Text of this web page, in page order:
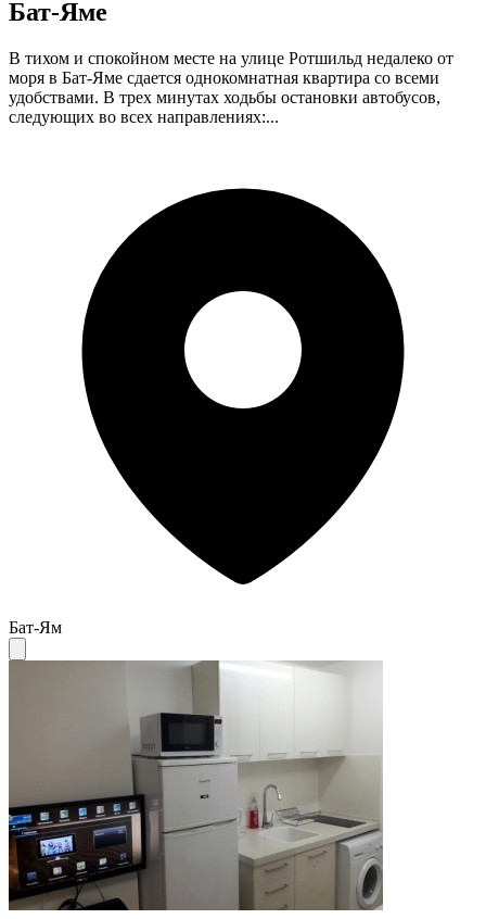
Бат-Яме
В тихом и спокойном месте на улице Ротшильд недалеко от
моря в Бат-Яме сдается однокомнатная квартира со всеми
удобствами. В трех минутах ходьбы остановки автобусов,
следующих во всех направлениях:...
Бат-Ям